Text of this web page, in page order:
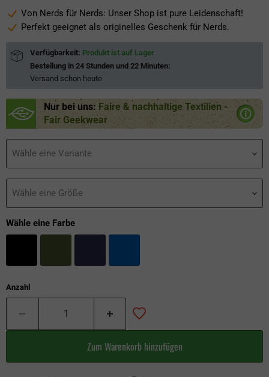
Von Nerds für Nerds: Unser Shop ist pure Leidenschaft!
Perfekt geeignet als originelles Geschenk für Nerds.
Verfügbarkeit: Produkt ist auf Lager
Bestellung in 24 Stunden und 22 Minuten:
Versand schon heute
Nur bei uns: Faire & nachhaltige Textilien -
Fair Geekwear
Wähle eine Variante
Wähle eine Größe
Wähle eine Farbe
Anzahl
Zum Warenkorb hinzufügen